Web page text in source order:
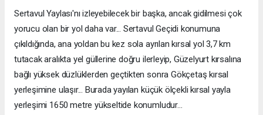
Sertavul Yaylası'nı izleyebilecek bir başka, ancak gidilmesi çok
yorucu olan bir yol daha var... Sertavul Geçidi konumuna
çıkıldığında, ana yoldan bu kez sola ayrılan kırsal yol 3,7 km
tutacak aralıkta yel güllerine doğru ilerleyip, Güzelyurt kırsalına
bağlı yüksek düzlüklerden geçtikten sonra Gökçetaş kırsal
yerleşimine ulaşır... Burada yayılan küçük ölçekli kırsal yayla
yerleşimi 1650 metre yükseltide konumludur...